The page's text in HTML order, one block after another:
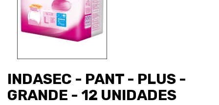
INDASEC - PANT - PLUS -
GRANDE - 12 UNIDADES